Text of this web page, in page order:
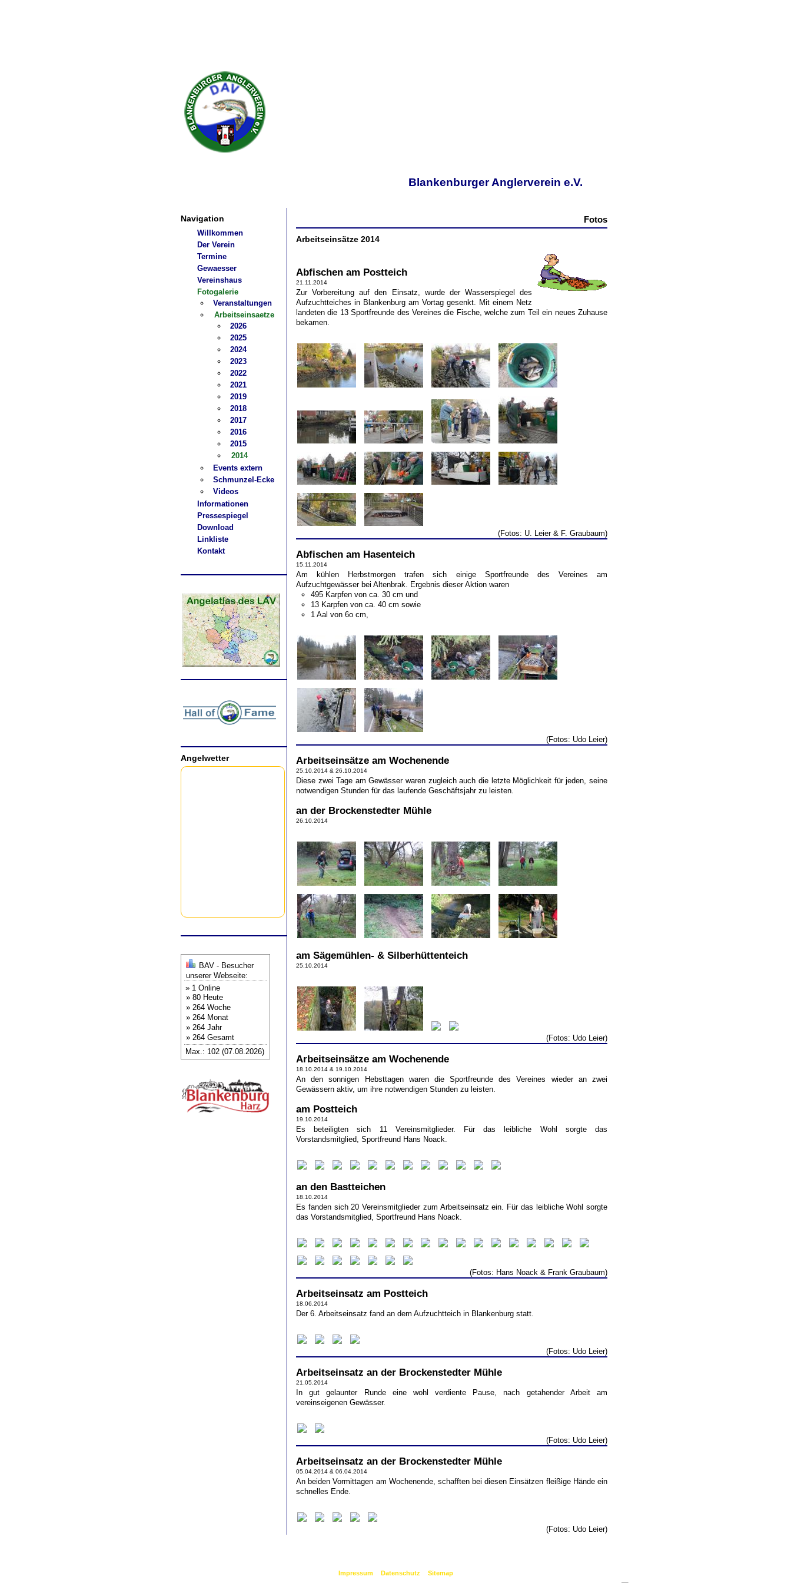
Blankenburger Anglerverein e.V.
Navigation
Willkommen
Der Verein
Termine
Gewaesser
Vereinshaus
Fotogalerie
Veranstaltungen
Arbeitseinsaetze
2026
2025
2024
2023
2022
2021
2019
2018
2017
2016
2015
2014
Events extern
Schmunzel-Ecke
Videos
Informationen
Pressespiegel
Download
Linkliste
Kontakt
Angelwetter
BAV - Besucher
unserer Webseite:
» 1 Online
» 80 Heute
» 264 Woche
» 264 Monat
» 264 Jahr
» 264 Gesamt
Max.: 102 (07.08.2026)
Fotos
Arbeitseinsätze 2014
Abfischen am Postteich
21.11.2014
Zur Vorbereitung auf den Einsatz, wurde der Wasserspiegel des
Aufzuchtteiches in Blankenburg am Vortag gesenkt. Mit einem Netz
landeten die 13 Sportfreunde des Vereines die Fische, welche zum Teil ein neues Zuhause
bekamen.
(Fotos: U. Leier & F. Graubaum)
Abfischen am Hasenteich
15.11.2014
Am kühlen Herbstmorgen trafen sich einige Sportfreunde des Vereines am
Aufzuchtgewässer bei Altenbrak. Ergebnis dieser Aktion waren
495 Karpfen von ca. 30 cm und
13 Karpfen von ca. 40 cm sowie
1 Aal von 6o cm,
(Fotos: Udo Leier)
Arbeitseinsätze am Wochenende
25.10.2014 & 26.10.2014
Diese zwei Tage am Gewässer waren zugleich auch die letzte Möglichkeit für jeden, seine
notwendigen Stunden für das laufende Geschäftsjahr zu leisten.
an der Brockenstedter Mühle
26.10.2014
am Sägemühlen- & Silberhüttenteich
25.10.2014
(Fotos: Udo Leier)
Arbeitseinsätze am Wochenende
18.10.2014 & 19.10.2014
An den sonnigen Hebsttagen waren die Sportfreunde des Vereines wieder an zwei
Gewässern aktiv, um ihre notwendigen Stunden zu leisten.
am Postteich
19.10.2014
Es beteiligten sich 11 Vereinsmitglieder. Für das leibliche Wohl sorgte das
Vorstandsmitglied, Sportfreund Hans Noack.
an den Bastteichen
18.10.2014
Es fanden sich 20 Vereinsmitglieder zum Arbeitseinsatz ein. Für das leibliche Wohl sorgte
das Vorstandsmitglied, Sportfreund Hans Noack.
(Fotos: Hans Noack & Frank Graubaum)
Arbeitseinsatz am Postteich
18.06.2014
Der 6. Arbeitseinsatz fand an dem Aufzuchtteich in Blankenburg statt.
(Fotos: Udo Leier)
Arbeitseinsatz an der Brockenstedter Mühle
21.05.2014
In gut gelaunter Runde eine wohl verdiente Pause, nach getahender Arbeit am
vereinseigenen Gewässer.
(Fotos: Udo Leier)
Arbeitseinsatz an der Brockenstedter Mühle
05.04.2014 & 06.04.2014
An beiden Vormittagen am Wochenende, schafften bei diesen Einsätzen fleißige Hände ein
schnelles Ende.
(Fotos: Udo Leier)
Impressum
Datenschutz Sitemap